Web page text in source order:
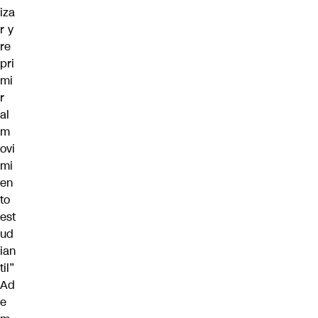
iza
r y
re
pri
mi
r
al
m
ovi
mi
en
to
est
ud
ian
til”
Ad
e